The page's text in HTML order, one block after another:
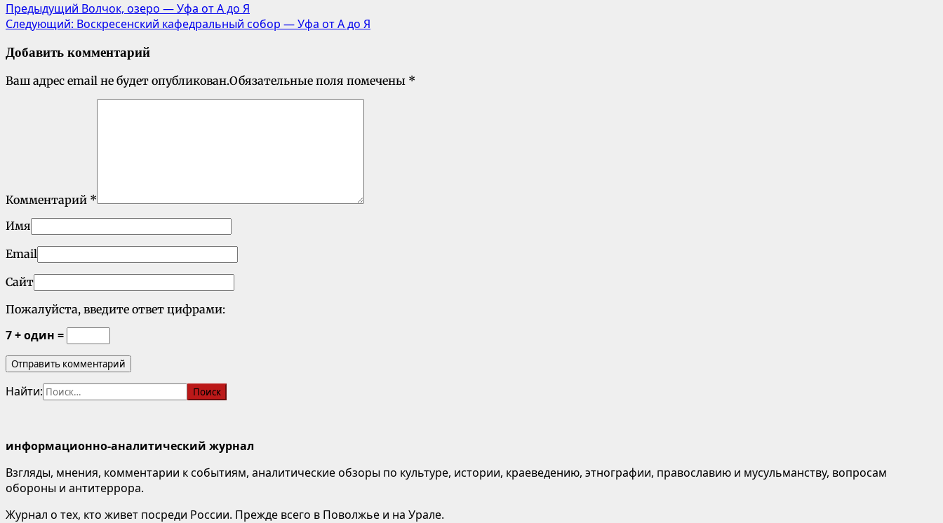
Предыдущий Волчок, озеро — Уфа от А до Я
Следующий: Воскресенский кафедральный собор — Уфа от А до Я
Добавить комментарий
Ваш адрес email не будет опубликован.Обязательные поля помечены *
Комментарий *
Имя
Email
Сайт
Пожалуйста, введите ответ цифрами:
7 + один =
Найти:
информационно-аналитический журнал
Взгляды, мнения, комментарии к событиям, аналитические обзоры по культуре, истории, краеведению, этнографии, православию и мусульманству, вопросам
обороны и антитеррора.
Журнал о тех, кто живет посреди России. Прежде всего в Поволжье и на Урале.